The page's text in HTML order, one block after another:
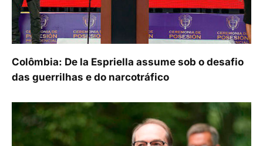
Colômbia: De la Espriella assume sob o desafio
das guerrilhas e do narcotráfico